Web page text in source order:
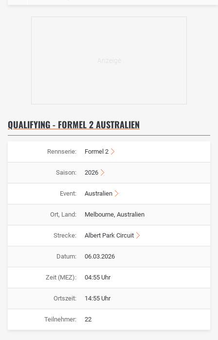
QUALIFYING - FORMEL 2 AUSTRALIEN
Rennserie: Formel 2
Saison: 2026
Event: Australien
Ort, Land: Melbourne, Australien
Strecke: Albert Park Circuit
Datum: 06.03.2026
Zeit (MEZ): 04:55 Uhr
Ortszeit: 14:55 Uhr
Teilnehmer: 22